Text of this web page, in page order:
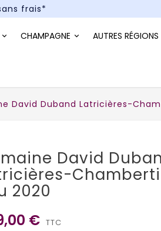
frais*
CHAMPAGNE AUTRES
David Duband Latricières-
David
2020
€ TTC